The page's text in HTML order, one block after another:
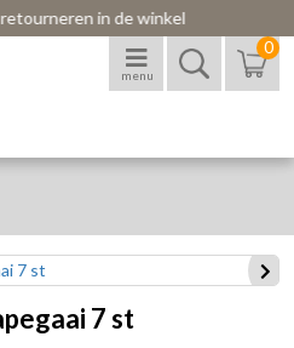
in de winkel
menu
0
7 st